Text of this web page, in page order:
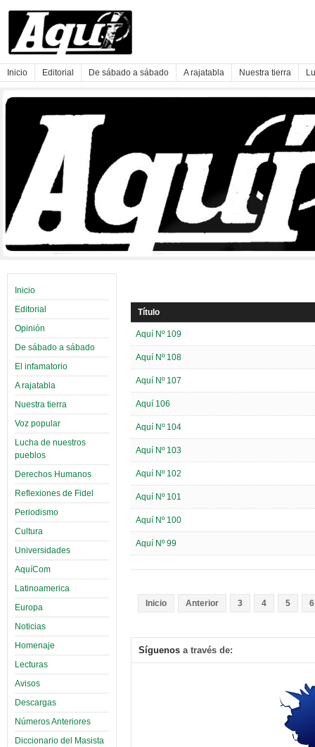
Inicio Editorial De sábado a sábado A rajatabla Nuestra tierra
Inicio
Editorial
Opinión
De sábado a sábado
El infamatorio
A rajatabla
Nuestra tierra
Voz popular
Lucha de nuestros
pueblos
Derechos Humanos
Reflexiones de Fidel
Periodismo
Cultura
Universidades
AquíCom
Latinoamerica
Europa
Noticias
Homenaje
Lecturas
Avisos
Descargas
Números Anteriores
Diccionario del Masista
Título
Aquí Nº 109
Aquí Nº 108
Aquí Nº 107
Aquí 106
Aquí Nº 104
Aquí Nº 103
Aquí Nº 102
Aquí Nº 101
Aquí Nº 100
Aquí Nº 99
Inicio Anterior 3 4 5 6
Síguenos a través de: